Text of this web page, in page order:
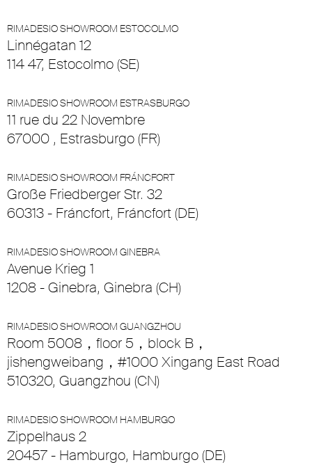
RIMADESIO SHOWROOM ESTOCOLMO
Linnégatan 12
114 47, Estocolmo (SE)
RIMADESIO SHOWROOM ESTRASBURGO
11 rue du 22 Novembre
67000 , Estrasburgo (FR)
RIMADESIO SHOWROOM FRÁNCFORT
Große Friedberger Str. 32
60313 - Fráncfort, Fráncfort (DE)
RIMADESIO SHOWROOM GINEBRA
Avenue Krieg 1
1208 - Ginebra, Ginebra (CH)
RIMADESIO SHOWROOM GUANGZHOU
Room 5008，floor 5，block B，
jishengweibang，#1000 Xingang East Road
510320, Guangzhou (CN)
RIMADESIO SHOWROOM HAMBURGO
Zippelhaus 2
20457 - Hamburgo, Hamburgo (DE)